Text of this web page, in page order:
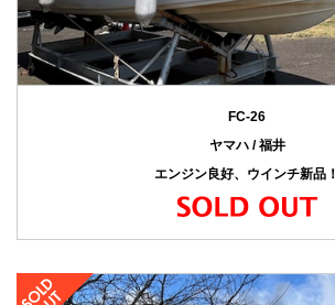
FC-26
ヤマハ / 福井
エンジン良好、ウインチ新品！